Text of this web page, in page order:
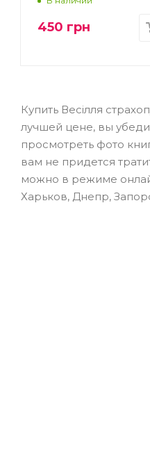
450 грн
Купить Весілля
лучшей цене, вы
просмотреть фото
вам не придется
можно в режиме
Харьков, Днепр,